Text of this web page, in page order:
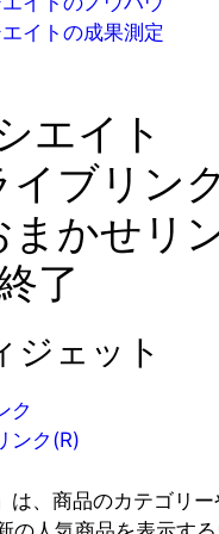
イトの成果測定
エイト
イブリンク
まかせリ
了
ジェット
ク
ンク(R)
は、商品のカテゴリ